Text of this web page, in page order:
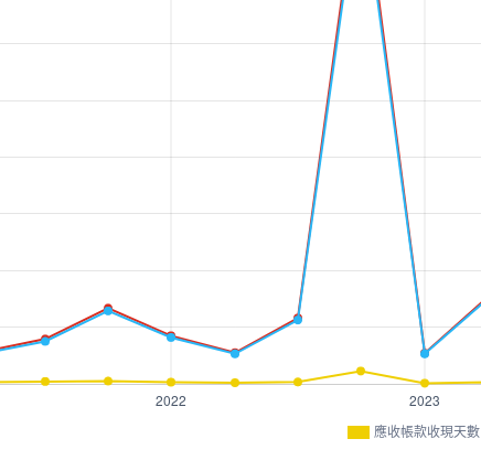
應收帳款收現天數